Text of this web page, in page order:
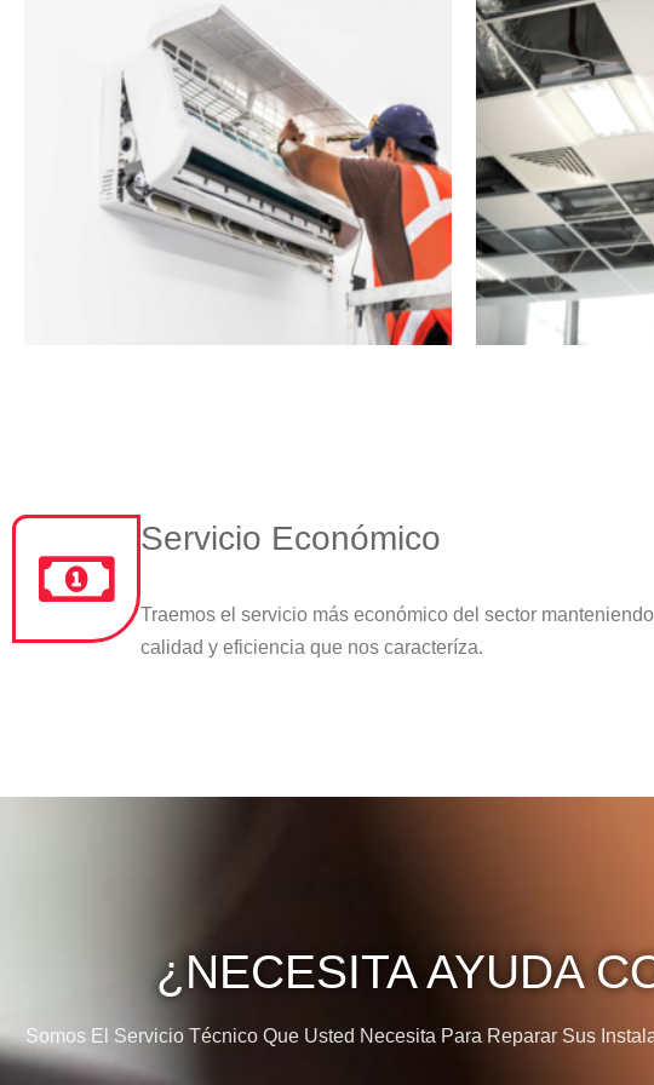
Servicio Económico
Traemos el servicio más económico del sector
calidad y eficiencia que nos caracteríza.
¿NECESITA AYUDA
Somos El Servicio Técnico Que Usted Necesita Para Reparar Sus